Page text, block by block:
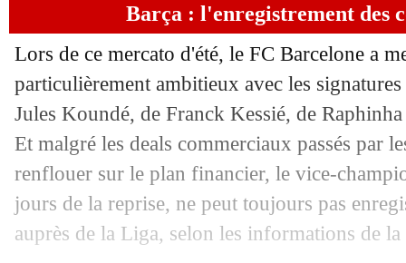
Barça : l'enregistrement des
Lors de ce mercato d'été, le FC Barcelone a
particulièrement ambitieux avec les
Jules Koundé, de Franck Kessié, de
Et malgré les deals commerciaux passés par
renflouer sur le plan financier, le vice-
jours de la reprise, ne peut toujours pas
auprès de la Liga, selon les informations de
04/08 PSG: le mercato, les attentes de
04/08 Barça: Azpilicueta bloqué par
04/08 PSG : Galtier confirme l'arrivée de
04/08 OM: Veretout, un transfert sec à 15,5
04/08 Barça: la Juve insiste pour Depay